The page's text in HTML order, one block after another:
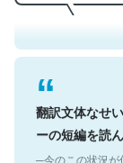
翻訳文体なせ
ーの短編を読